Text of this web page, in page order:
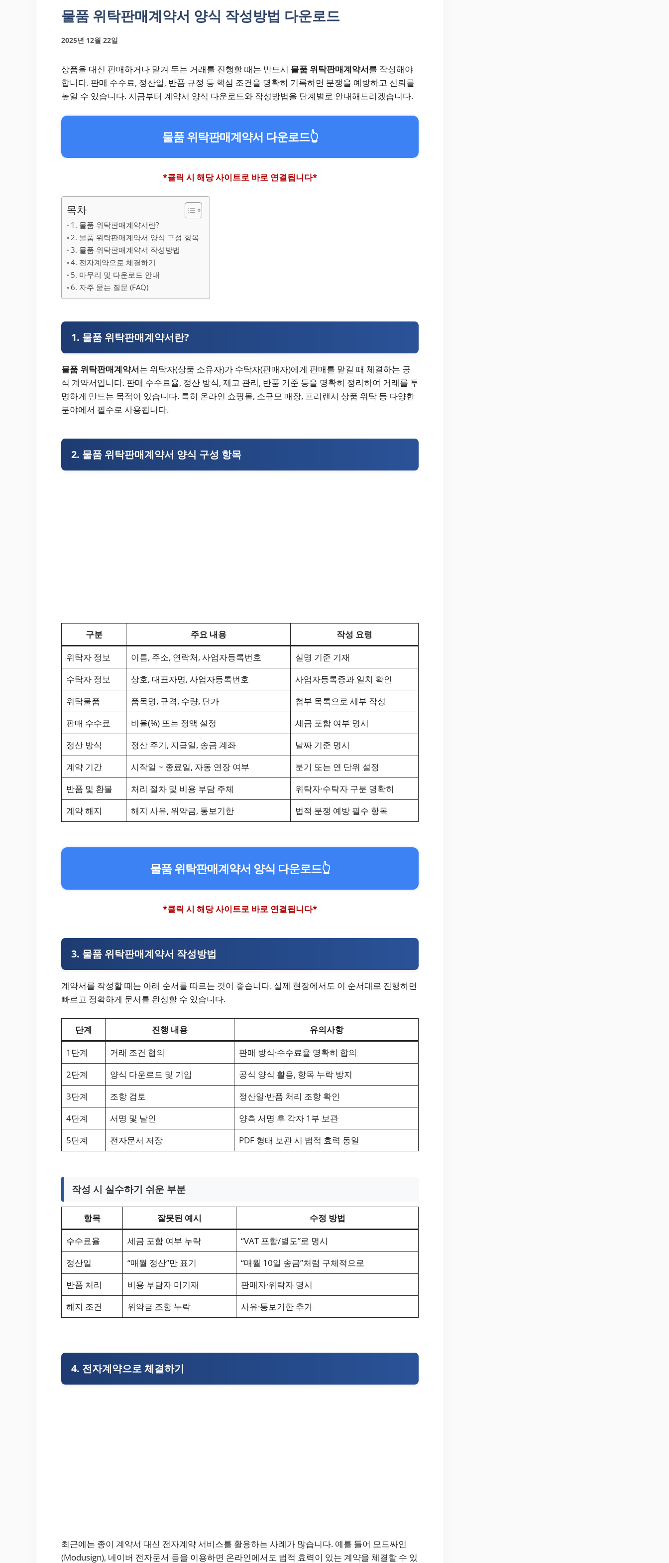
물품 위탁판매계약서 양식 작성방법 다운로드
2025년 12월 22일
상품을 대신 판매하거나 맡겨 두는 거래를 진행할 때는 반드시 물품 위탁판매계약서를 작성해야
합니다. 판매 수수료, 정산일, 반품 규정 등 핵심 조건을 명확히 기록하면 분쟁을 예방하고 신뢰를
높일 수 있습니다. 지금부터 계약서 양식 다운로드와 작성방법을 단계별로 안내해드리겠습니다.
물품 위탁판매계약서 다운로드👆
*클릭 시 해당 사이트로 바로 연결됩니다*
목차
1. 물품 위탁판매계약서란?
2. 물품 위탁판매계약서 양식 구성 항목
3. 물품 위탁판매계약서 작성방법
4. 전자계약으로 체결하기
5. 마무리 및 다운로드 안내
6. 자주 묻는 질문 (FAQ)
1. 물품 위탁판매계약서란?
물품 위탁판매계약서는 위탁자(상품 소유자)가 수탁자(판매자)에게 판매를 맡길 때 체결하는 공
식 계약서입니다. 판매 수수료율, 정산 방식, 재고 관리, 반품 기준 등을 명확히 정리하여 거래를 투
명하게 만드는 목적이 있습니다. 특히 온라인 쇼핑몰, 소규모 매장, 프리랜서 상품 위탁 등 다양한
분야에서 필수로 사용됩니다.
2. 물품 위탁판매계약서 양식 구성 항목
구분 주요 내용
작성 요령
위탁자 정보
이름, 주소, 연락처, 사업자등록번호
실명 기준 기재
수탁자 정보
상호, 대표자명, 사업자등록번호
사업자등록증과 일치 확인
위탁물품
품목명, 규격, 수량, 단가
첨부 목록으로 세부 작성
판매 수수료
비율(%) 또는 정액 설정
세금 포함 여부 명시
정산 방식
정산 주기, 지급일, 송금 계좌
날짜 기준 명시
계약 기간
시작일 ~ 종료일, 자동 연장 여부
분기 또는 연 단위 설정
반품 및 환불
처리 절차 및 비용 부담 주체
위탁자·수탁자 구분 명확히
계약 해지
해지 사유, 위약금, 통보기한 법적 분쟁 예방 필수 항목
물품 위탁판매계약서 양식 다운로드👆
*클릭 시 해당 사이트로 바로 연결됩니다*
3. 물품 위탁판매계약서 작성방법
계약서를 작성할 때는 아래 순서를 따르는 것이 좋습니다. 실제 현장에서도 이 순서대로 진행하면
빠르고 정확하게 문서를 완성할 수 있습니다.
단계 진행 내용
유의사항
1단계
거래 조건 협의
판매 방식·수수료율 명확히 합의
2단계
양식 다운로드 및 기입
공식 양식 활용, 항목 누락 방지
3단계
조항 검토
정산일·반품 처리 조항 확인
4단계
서명 및 날인
양측 서명 후 각자 1부 보관
5단계
전자문서 저장 PDF 형태 보관 시 법적 효력 동일
작성 시 실수하기 쉬운 부분
항목 잘못된 예시
수정 방법
수수료율
세금 포함 여부 누락
“VAT 포함/별도”로 명시
정산일
“매월 정산”만 표기
“매월 10일 송금”처럼 구체적으로
반품 처리
비용 부담자 미기재
판매자·위탁자 명시
해지 조건
위약금 조항 누락 사유·통보기한 추가
4. 전자계약으로 체결하기
최근에는 종이 계약서 대신 전자계약 서비스를 활용하는 사례가 많습니다. 예를 들어 모드싸인
(Modusign), 네이버 전자문서 등을 이용하면 온라인에서도 법적 효력이 있는 계약을 체결할 수 있